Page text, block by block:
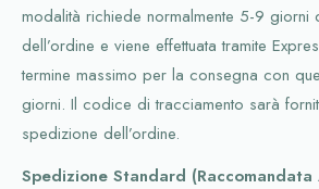
modalità richiede normalmente 5-9 giorni
dell’ordine e viene effettuata tramite
termine massimo per la consegna con
giorni. Il codice di tracciamento sarà
spedizione dell’ordine.
Spedizione Standard (Raccomandata